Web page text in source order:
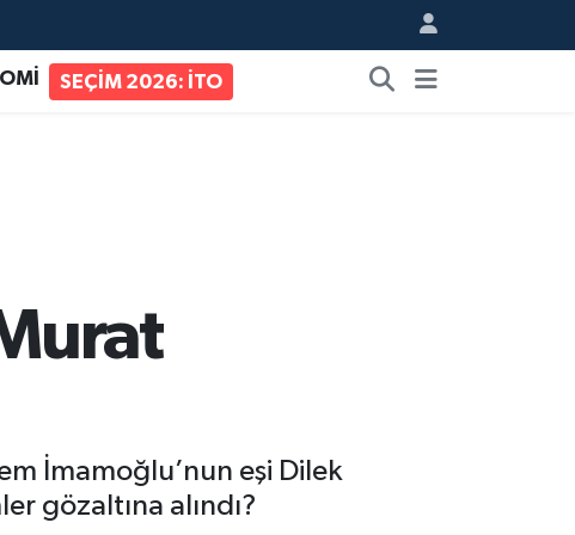
SEÇİM 2026: İTO
İmamoğlu’nun eşi Dilek
gözaltına alındı?